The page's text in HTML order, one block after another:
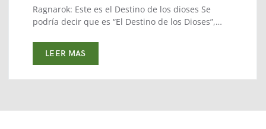
Ragnarok: Este es el Destino de los dioses Se
podría decir que es “El Destino de los Dioses”,…
LEER MAS